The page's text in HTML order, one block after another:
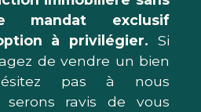
mandat exclusif
à privilégier. Si
de vendre un bien
pas à nous
serons ravis de vous